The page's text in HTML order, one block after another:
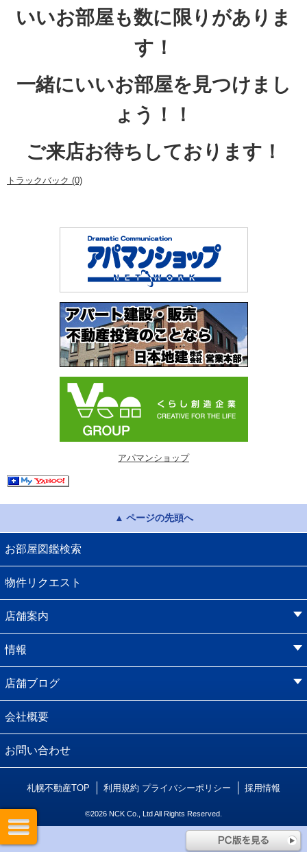
いいお部屋も数に限りがありま
す！
一緒にいいお部屋を見つけまし
ょう！！
ご来店お待ちしております！
トラックバック (0)
アパマンショップ
ページの先頭へ
お部屋図鑑検索
物件リクエスト
店舗案内
情報
店舗ブログ
会社概要
お問い合わせ
札幌不動産TOP 利用規約 プライバシーポリシー 採用情報
©2026 NCK Co., Ltd All Rights Reserved.